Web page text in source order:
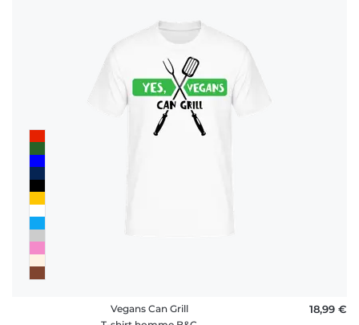
Vegans Can Grill
18,99 €